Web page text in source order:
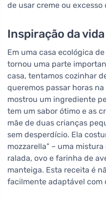
de usar creme ou excesso
Inspiração da
Em uma casa ecológica
tornou uma parte
casa, tentamos cozinhar
queremos passar horas
mostrou um ingrediente
tem um sabor ótimo e as
mãe de duas crianças
sem desperdício. Ela
mozzarella” – uma
ralada, ovo e farinha de
manteiga. Esta receita é
facilmente adaptável com